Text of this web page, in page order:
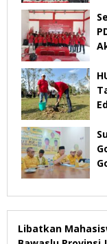
Libatkan